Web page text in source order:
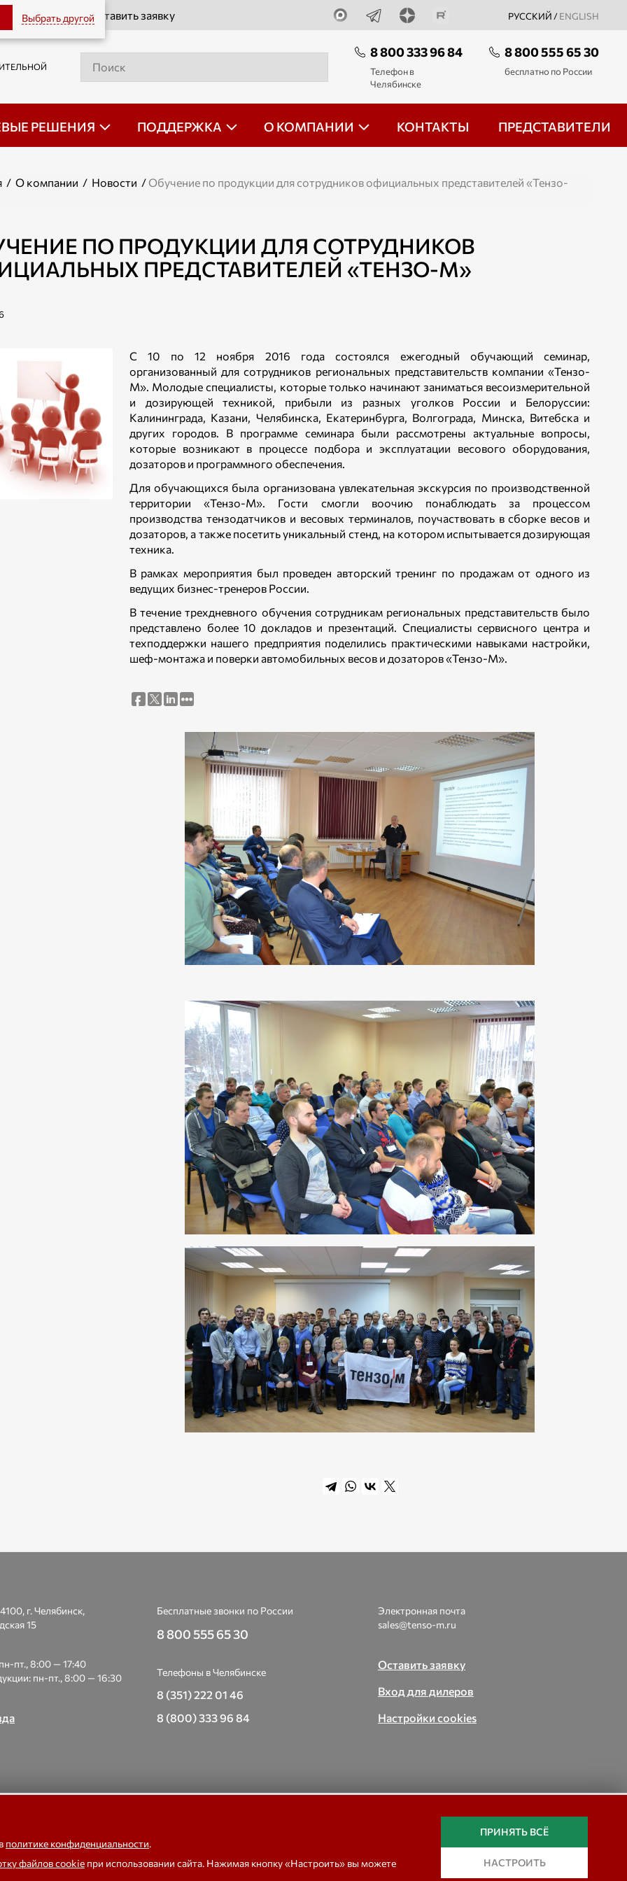
Выбрать другой РУССКИЙ / ENGLISH
Оставить заявку
8 800 333 96 84
Телефон в
Челябинске
8 800 555 65 30
бесплатно по России
РЕШЕНИЯ ПОДДЕРЖКА О КОМПАНИИ КОНТАКТЫ ПРЕДСТАВИТЕЛИ
/ О компании / Новости / Обучение по продукции для сотрудников официальных представителей «Тензо-
ПО ПРОДУКЦИИ ДЛЯ СОТРУДНИКОВ
ПРЕДСТАВИТЕЛЕЙ «ТЕНЗО-М»
С 10 по 12 ноября 2016 года состоялся ежегодный обучающий семинар,
организованный для сотрудников региональных представительств компании «Тензо-
М». Молодые специалисты, которые только начинают заниматься весоизмерительной
и дозирующей техникой, прибыли из разных уголков России и Белоруссии:
Калининграда, Казани, Челябинска, Екатеринбурга, Волгограда, Минска, Витебска и
других городов. В программе семинара были рассмотрены актуальные вопросы,
которые возникают в процессе подбора и эксплуатации весового оборудования,
дозаторов и программного обеспечения.
Для обучающихся была организована увлекательная экскурсия по производственной
территории «Тензо-М». Гости смогли воочию понаблюдать за процессом
производства тензодатчиков и весовых терминалов, поучаствовать в сборке весов и
дозаторов, а также посетить уникальный стенд, на котором испытывается дозирующая
техника.
В рамках мероприятия был проведен авторский тренинг по продажам от одного из
ведущих бизнес-тренеров России.
В течение трехдневного обучения сотрудникам региональных представительств было
представлено более 10 докладов и презентаций. Специалисты сервисного центра и
техподдержки нашего предприятия поделились практическими навыками настройки,
шеф-монтажа и поверки автомобильных весов и дозаторов «Тензо-М».
г. Челябинск,
15
пт., 8:00 — 17:40
пн-пт., 8:00 — 16:30
Бесплатные звонки по России
8 800 555 65 30
Телефоны в Челябинске
8 (351) 222 01 46
8 (800) 333 96 84
Электронная почта
sales@tenso-m.ru
Оставить заявку
Вход для дилеров
Настройки cookies
компания «Тензо-М» — платформенные, крановые,
тензодатчики
политике конфиденциальности.
файлов cookie при использовании сайта. Нажимая кнопку «Настроить» вы можете
ПРИНЯТЬ ВСЁ
НАСТРОИТЬ